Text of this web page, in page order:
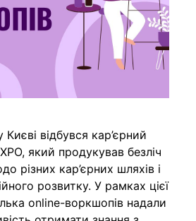
відбувся кар’єрний
який продукував безліч
різних кар’єрних шляхів і
розвитку. У рамках цієї
online-воркшопів надали